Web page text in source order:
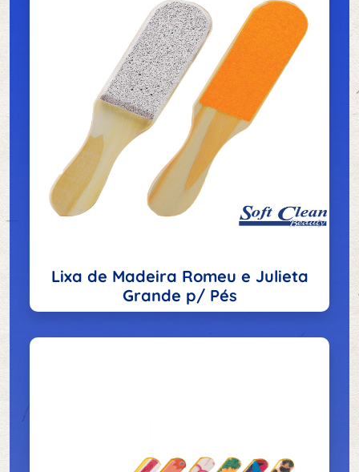
Lixa de Madeira Romeu e Julieta
Grande p/ Pés